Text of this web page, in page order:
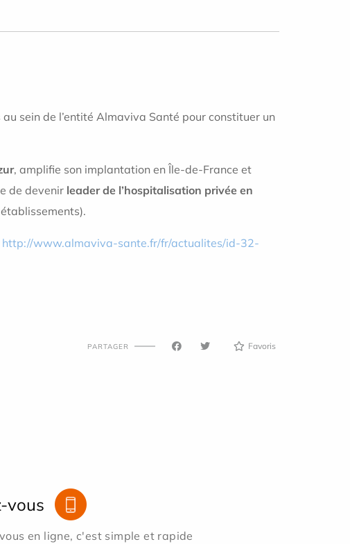
sein de l’entité Almaviva Santé pour constituer un
, amplifie son implantation en Île-de-France et
de devenir leader de l’hospitalisation privée en
http://www.almaviva-sante.fr/fr/actualites/id-32-
PARTAGER Favoris
vous
en ligne, c'est simple et rapide